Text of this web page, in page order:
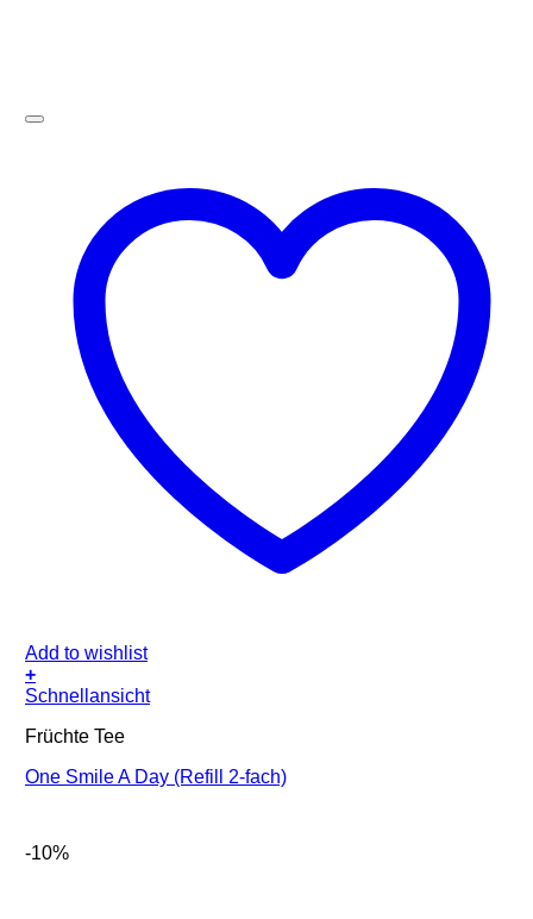
Add to wishlist
+
Schnellansicht
Früchte Tee
One Smile A Day (Refill 2-fach)
-10%